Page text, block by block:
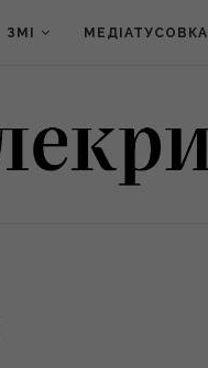
ЗМІ МЕДІАТУСОВКА